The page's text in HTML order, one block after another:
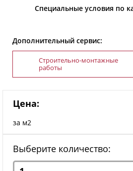
Специальные условия по
Дополнительный сервис:
Строительно-монтажные
работы
Цена:
за м2
Выберите количество: